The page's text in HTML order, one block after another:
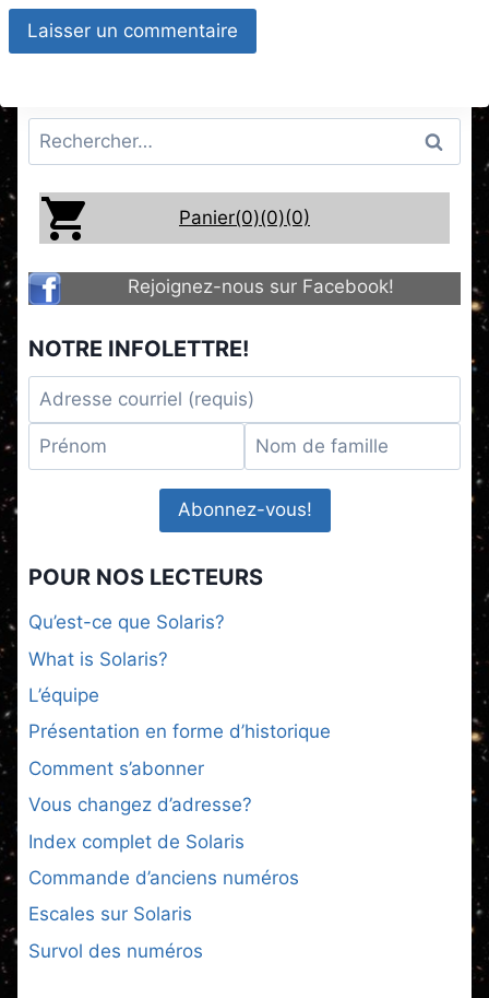
Rechercher :
Panier(0)(0)(0)
Rejoignez-nous sur Facebook!
NOTRE INFOLETTRE!
POUR NOS LECTEURS
Qu’est-ce que Solaris?
What is Solaris?
L’équipe
Présentation en forme d’historique
Comment s’abonner
Vous changez d’adresse?
Index complet de Solaris
Commande d’anciens numéros
Escales sur Solaris
Survol des numéros